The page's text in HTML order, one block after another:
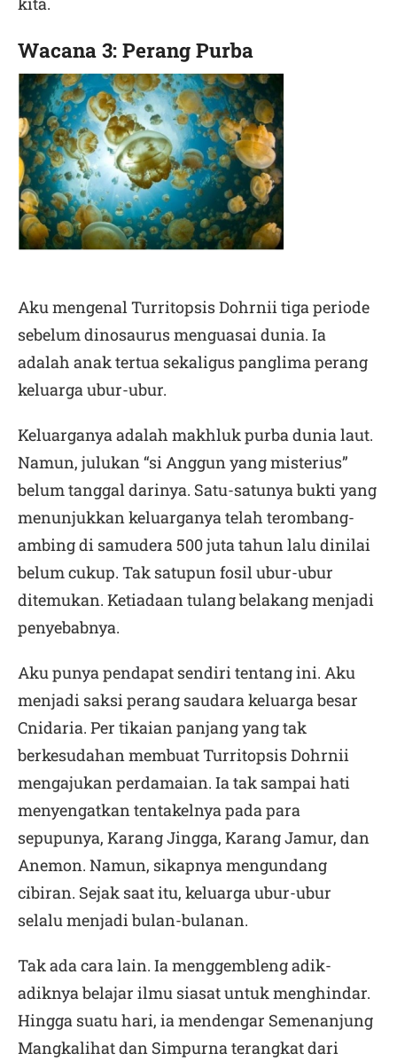
Wacana 3: Perang Purba
Aku mengenal Turritopsis Dohrnii tiga periode
sebelum dinosaurus menguasai dunia. Ia
adalah anak tertua sekaligus panglima perang
keluarga ubur-ubur.
Keluarganya adalah makhluk purba dunia laut.
Namun, julukan “si Anggun yang misterius”
belum tanggal darinya. Satu-satunya bukti yang
menunjukkan keluarganya telah terombang-
ambing di samudera 500 juta tahun lalu dinilai
belum cukup. Tak satupun fosil ubur-ubur
ditemukan. Ketiadaan tulang belakang menjadi
penyebabnya.
Aku punya pendapat sendiri tentang ini. Aku
menjadi saksi perang saudara keluarga besar
Cnidaria. Per tikaian panjang yang tak
berkesudahan membuat Turritopsis Dohrnii
mengajukan perdamaian. Ia tak sampai hati
menyengatkan tentakelnya pada para
sepupunya, Karang Jingga, Karang Jamur, dan
Anemon. Namun, sikapnya mengundang
cibiran. Sejak saat itu, keluarga ubur-ubur
selalu menjadi bulan-bulanan.
Tak ada cara lain. Ia menggembleng adik-
adiknya belajar ilmu siasat untuk menghindar.
Hingga suatu hari, ia mendengar Semenanjung
Mangkalihat dan Simpurna terangkat dari